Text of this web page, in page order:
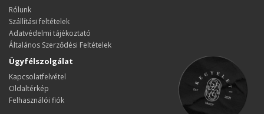
Rólunk
Szállítási feltételek
Adatvédelmi tájékoztató
Általános Szerződési Feltételek
Ügyfélszolgálat
Kapcsolatfelvétel
Oldaltérkép
Felhasználói fiók